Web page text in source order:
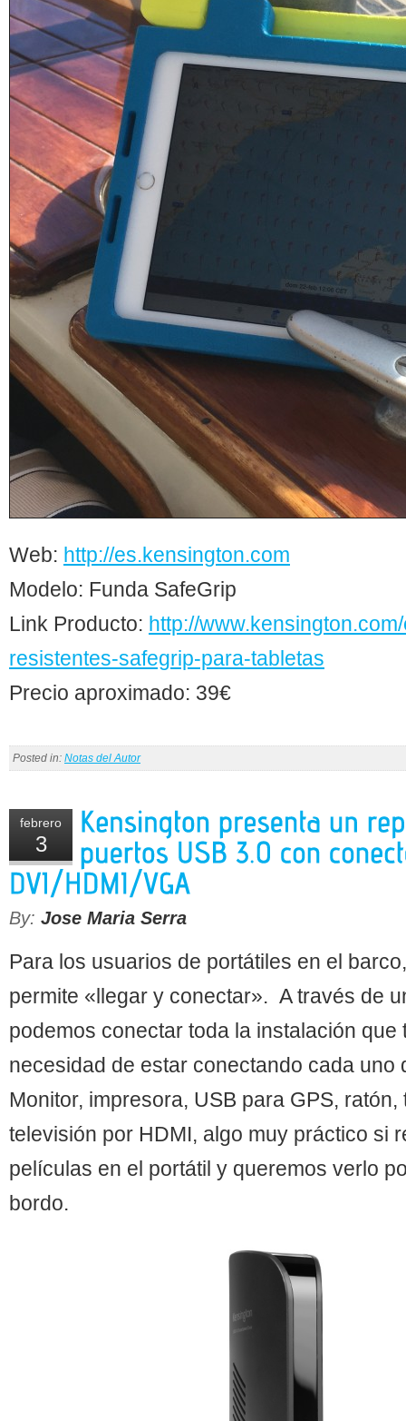
Web: http://es.kensington.com
Modelo: Funda SafeGrip
Link Producto: http://
resistentes-safegrip-para-tabletas
Precio aproximado: 39€
Posted in: Notas del Autor
febrero
3
By: Jose Maria Serra
Para los usuarios de portátiles en el
permite «llegar y conectar». A través de
podemos conectar toda la instalación que
necesidad de estar conectando cada uno
Monitor, impresora, USB para GPS,
televisión por HDMI, algo muy práctico si
películas en el portátil y queremos verlo
bordo.